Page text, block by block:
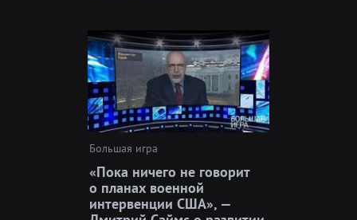
Большая игра
«Пока ничего не говорит
о планах военной
интервенции США», —